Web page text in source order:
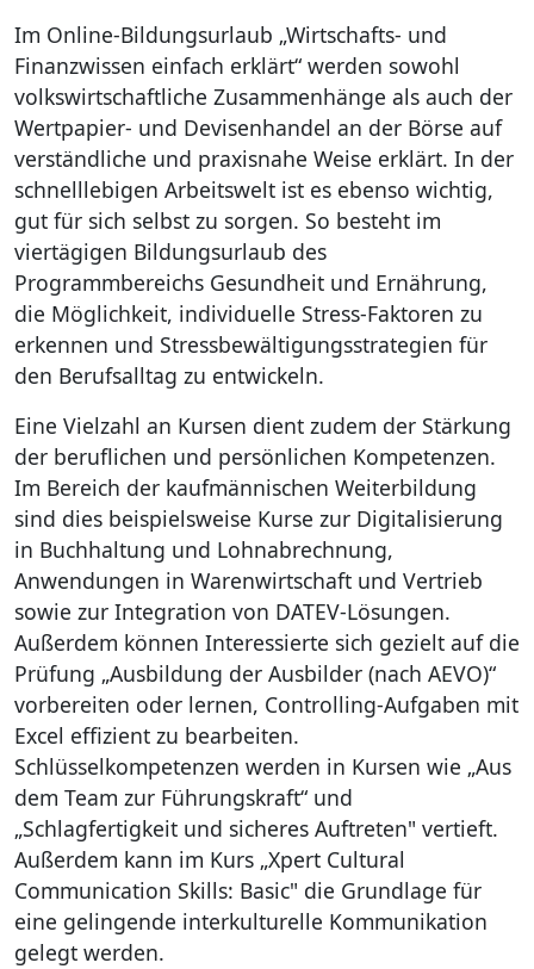
Im Online-Bildungsurlaub „Wirtschafts- und
Finanzwissen einfach erklärt“ werden sowohl
volkswirtschaftliche Zusammenhänge als auch der
Wertpapier- und Devisenhandel an der Börse auf
verständliche und praxisnahe Weise erklärt. In der
schnelllebigen Arbeitswelt ist es ebenso wichtig,
gut für sich selbst zu sorgen. So besteht im
viertägigen Bildungsurlaub des
Programmbereichs Gesundheit und Ernährung,
die Möglichkeit, individuelle Stress-Faktoren zu
erkennen und Stressbewältigungsstrategien für
den Berufsalltag zu entwickeln.
Eine Vielzahl an Kursen dient zudem der Stärkung
der beruflichen und persönlichen Kompetenzen.
Im Bereich der kaufmännischen Weiterbildung
sind dies beispielsweise Kurse zur Digitalisierung
in Buchhaltung und Lohnabrechnung,
Anwendungen in Warenwirtschaft und Vertrieb
sowie zur Integration von DATEV-Lösungen.
Außerdem können Interessierte sich gezielt auf die
Prüfung „Ausbildung der Ausbilder (nach AEVO)“
vorbereiten oder lernen, Controlling-Aufgaben mit
Excel effizient zu bearbeiten.
Schlüsselkompetenzen werden in Kursen wie „Aus
dem Team zur Führungskraft“ und
„Schlagfertigkeit und sicheres Auftreten" vertieft.
Außerdem kann im Kurs „Xpert Cultural
Communication Skills: Basic" die Grundlage für
eine gelingende interkulturelle Kommunikation
gelegt werden.